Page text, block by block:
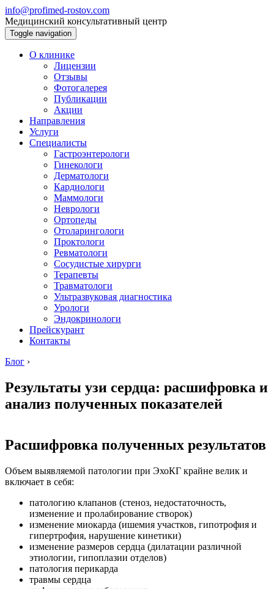
info@profimed-rostov.com
Медицинский консультативный центр
Toggle navigation
О клинике
Лицензии
Отзывы
Фотогалерея
Публикации
Акции
Направления
Услуги
Специалисты
Гастроэнтерологи
Гинекологи
Дерматологи
Кардиологи
Маммологи
Неврологи
Ортопеды
Отоларингологи
Проктологи
Ревматологи
Сосудистые хирурги
Терапевты
Травматологи
Ультразвуковая диагностика
Урологи
Эндокринологи
Прейскурант
Контакты
Блог ›
Результаты узи сердца: расшифровка и
анализ полученных показателей
Расшифровка полученных результатов
Объем выявляемой патологии при ЭхоКГ крайне велик и
включает в себя:
патологию клапанов (стеноз, недостаточность,
изменение и пролабирование створок)
изменение миокарда (ишемия участков, гипотрофия и
гипертрофия, нарушение кинетики)
изменение размеров сердца (дилатации различной
этиологии, гипоплазии отделов)
патология перикарда
травмы сердца